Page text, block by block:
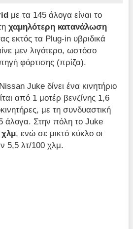
με τα 145 άλογα είναι το
χαμηλότερη κατανάλωση
εκτός τα Plug-in υβριδικά
μεν λιγότερο, ωστόσο
φόρτισης (πρίζα).
Juke δίνει ένα κινητήριο
από 1 μοτέρ βενζίνης 1,6
με τη συνδυαστική
άλογα. Στην πόλη το Juke
χλμ, ενώ σε μικτό κύκλο οι
5,5 λτ/100 χλμ.